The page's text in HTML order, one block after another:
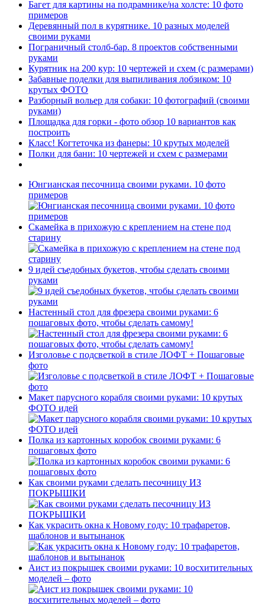
Багет для картины на подрамнике/на холсте: 10 фото
примеров
Деревянный пол в курятнике. 10 разных моделей
своими руками
Пограничный столб-бар. 8 проектов собственными
руками
Курятник на 200 кур: 10 чертежей и схем (с размерами)
Забавные поделки для выпиливания лобзиком: 10
крутых ФОТО
Разборный вольер для собаки: 10 фотографий (своими
руками)
Площадка для горки - фото обзор 10 вариантов как
построить
Класс! Когтеточка из фанеры: 10 крутых моделей
Полки для бани: 10 чертежей и схем с размерами
Юнгианская песочница своими руками. 10 фото
примеров
Скамейка в прихожую с креплением на стене под
старину
9 идей съедобных букетов, чтобы сделать своими
руками
Настенный стол для фрезера своими руками: 6
пошаговых фото, чтобы сделать самому!
Изголовье с подсветкой в стиле ЛОФТ + Пошаговые
фото
Макет парусного корабля своими руками: 10 крутых
ФОТО идей
Полка из картонных коробок своими руками: 6
пошаговых фото
Как своими руками сделать песочницу ИЗ
ПОКРЫШКИ
Как украсить окна к Новому году: 10 трафаретов,
шаблонов и вытынанок
Аист из покрышек своими руками: 10 восхитительных
моделей – фото